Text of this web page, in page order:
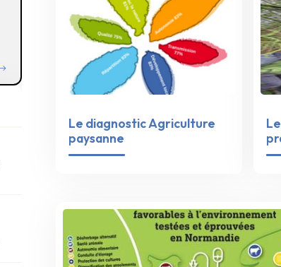
Le diagnostic Agriculture
paysanne